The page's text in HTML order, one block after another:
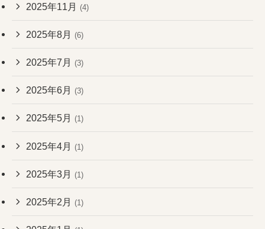
2025年11月 (4)
2025年8月 (6)
2025年7月 (3)
2025年6月 (3)
2025年5月 (1)
2025年4月 (1)
2025年3月 (1)
2025年2月 (1)